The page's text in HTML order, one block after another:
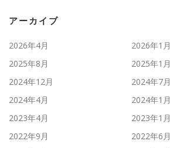
アーカイブ
2026年4月
2026年1月
2025年8月
2025年1月
2024年12月
2024年7月
2024年4月
2024年1月
2023年4月
2023年1月
2022年9月
2022年6月